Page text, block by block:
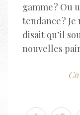
gamme ? Ou
tendance ?
disait qu’il
nouvelles